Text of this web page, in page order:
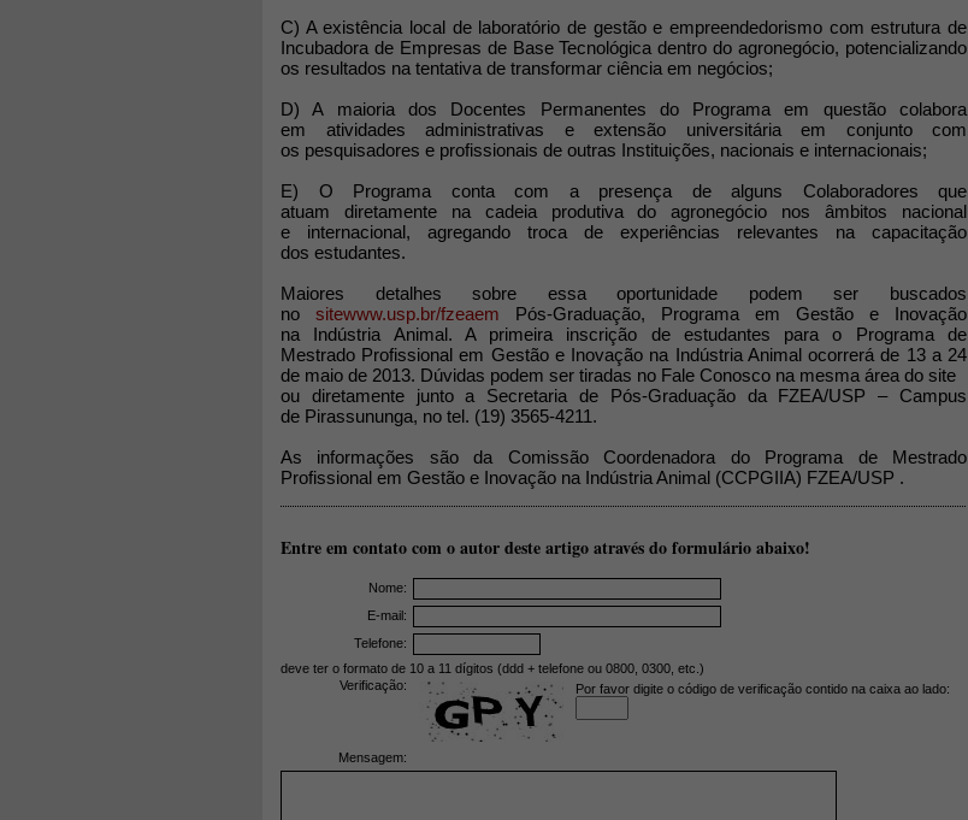
C) A existência local de laboratório de gestão e empreendedorismo com estrutura de
Incubadora de Empresas de Base Tecnológica dentro do agronegócio, potencializando
os resultados na tentativa de transformar ciência em negócios;
D) A maioria dos Docentes Permanentes do Programa em questão colabora
em atividades administrativas e extensão universitária em conjunto com
os pesquisadores e profissionais de outras Instituições, nacionais e internacionais;
E) O Programa conta com a presença de alguns Colaboradores que
atuam diretamente na cadeia produtiva do agronegócio nos âmbitos nacional
e internacional, agregando troca de experiências relevantes na capacitação
dos estudantes.
Maiores detalhes sobre essa oportunidade podem ser buscados
no sitewww.usp.br/fzeaem Pós-Graduação, Programa em Gestão e Inovação
na Indústria Animal. A primeira inscrição de estudantes para o Programa de
Mestrado Profissional em Gestão e Inovação na Indústria Animal ocorrerá de 13 a 24
de maio de 2013. Dúvidas podem ser tiradas no Fale Conosco na mesma área do site
ou diretamente junto a Secretaria de Pós-Graduação da FZEA/USP – Campus
de Pirassununga, no tel. (19) 3565-4211.
As informações são da Comissão Coordenadora do Programa de Mestrado
Profissional em Gestão e Inovação na Indústria Animal (CCPGIIA) FZEA/USP .
Entre em contato com o autor deste artigo através do formulário abaixo!
Nome:
E-mail:
Telefone:
deve ter o formato de 10 a 11 dígitos (ddd + telefone ou 0800, 0300, etc.)
Verificação:
Por favor digite o código de verificação contido na caixa ao lado:
Mensagem: